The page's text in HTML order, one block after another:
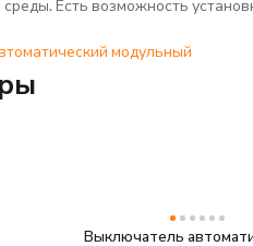
Есть возможность
модульный
Выключатель